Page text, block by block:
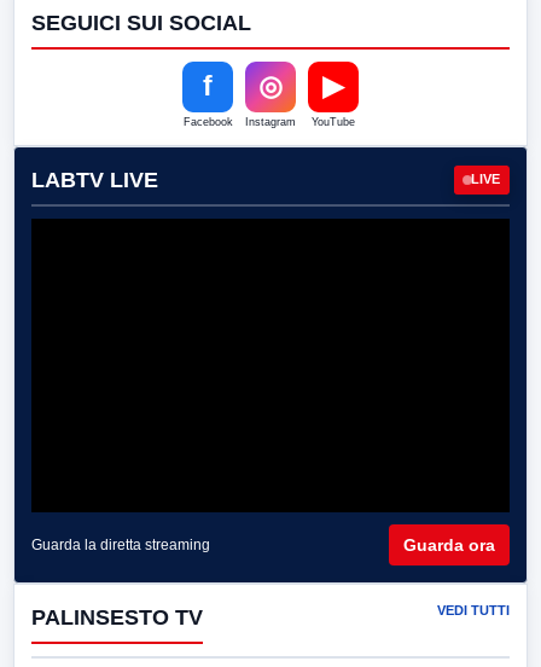
SEGUICI SUI SOCIAL
f
Facebook
◎
Instagram
▶
YouTube
LABTV LIVE LIVE
Guarda la diretta streaming Guarda ora
PALINSESTO TV VEDI TUTTI